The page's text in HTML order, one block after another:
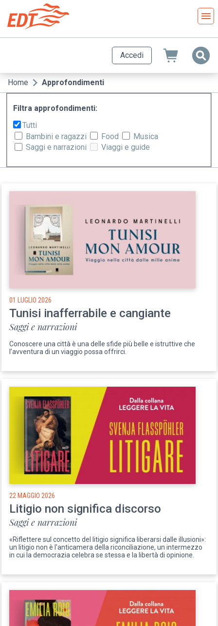
contenuto
principale
Accedi
Briciole
di
pane
Home Approfondimenti
Filtra approfondimenti:
Tutti
Bambini e ragazzi
Food
Musica
Saggi e narrazioni
Viaggi e guide
01 LUGLIO 2026
Tunisi inafferrabile e cangiante
Saggi e narrazioni
Conoscere una città è una delle sfide più belle e istruttive che
l’avventura di un viaggio possa offrirci.
22 MAGGIO 2026
Litigio non significa discorso
Saggi e narrazioni
«Riflettere sul concetto del litigio significa liberarsi dalle illusioni»:
un litigio non è l'anticamera della riconciliazione, un intermezzo
in cui la democrazia celebra se stessa e la libertà di opinione.